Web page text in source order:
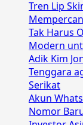
Tren Lip
Tak Harus
Modern
Adik Kim
Tenggara
Serikat
Akun
Nomor